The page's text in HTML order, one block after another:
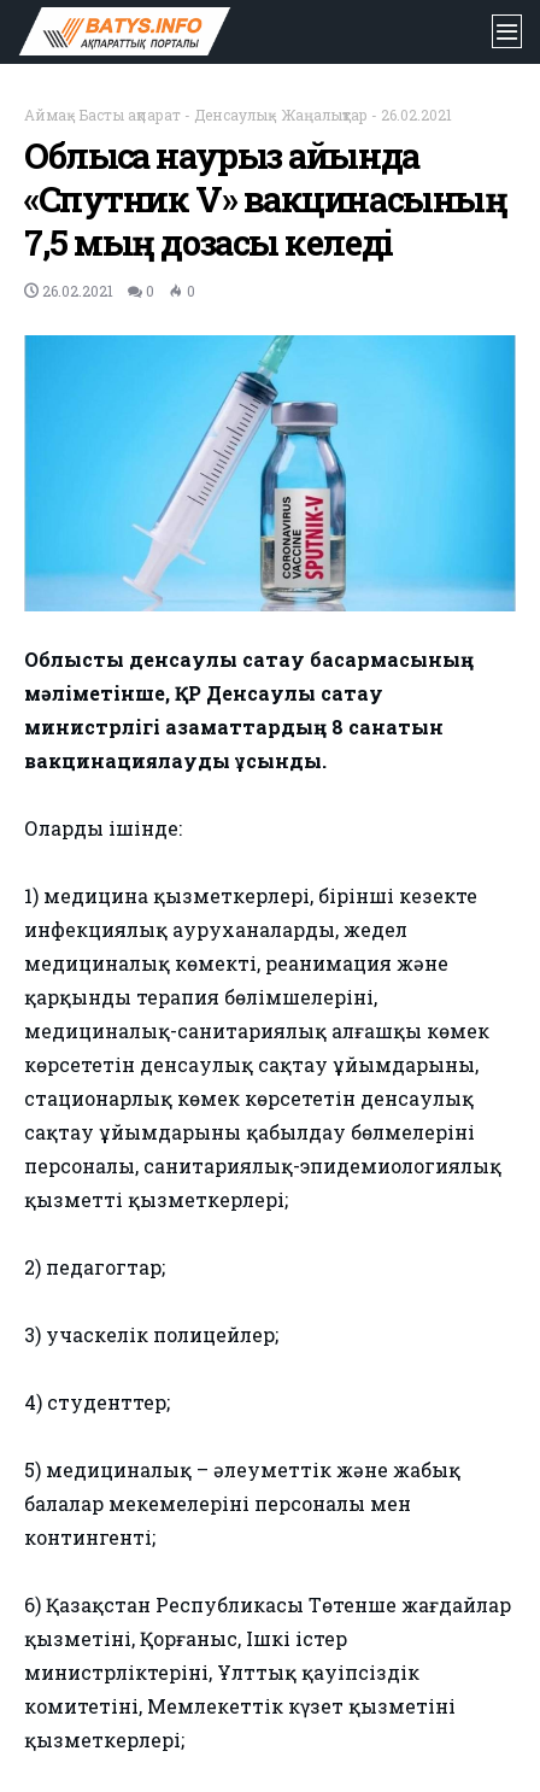
Аймақ- Басты ақпарат - Денсаулық- Жаңалықтар - 26.02.2021
Облысқа наурыз айында
«Спутник V» вакцинасының
7,5 мың дозасы келеді
26.02.2021 0 0
Облыстық денсаулық сақтау басқармасының
мәліметінше, ҚР Денсаулық сақтау
министрлігі азаматтардың 8 санатын
вакцинациялауды ұсынды.
Олардың ішінде:
1) медицина қызметкерлері, бірінші кезекте
инфекциялық ауруханалардың, жедел
медициналық көмектің, реанимация және
қарқынды терапия бөлімшелерінің,
медициналық-санитариялық алғашқы көмек
көрсететін денсаулық сақтау ұйымдарының,
стационарлық көмек көрсететін денсаулық
сақтау ұйымдарының қабылдау бөлмелерінің
персоналы, санитариялық-эпидемиологиялық
қызметтің қызметкерлері;
2) педагогтар;
3) учаскелік полицейлер;
4) студенттер;
5) медициналық – әлеуметтік және жабық
балалар мекемелерінің персоналы мен
контингенті;
6) Қазақстан Республикасы Төтенше жағдайлар
қызметінің, Қорғаныс, Ішкі істер
министрліктерінің, Ұлттық қауіпсіздік
комитетінің, Мемлекеттік күзет қызметінің
қызметкерлері;